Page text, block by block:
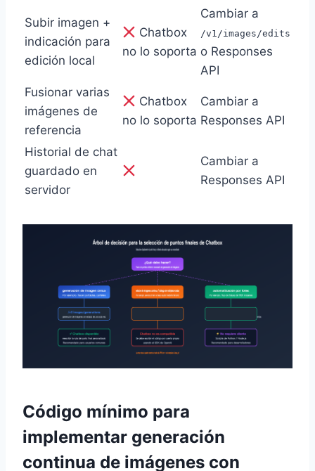
Subir imagen +
indicación para
edición local
Chatbox
no lo soporta
Cambiar a
/v1/images/edits
o Responses
API
Fusionar varias
imágenes de
referencia
Chatbox
no lo soporta
Cambiar a
Responses API
Historial de chat
guardado en
servidor
Cambiar a
Responses API
Código mínimo para
implementar generación
continua de imágenes con